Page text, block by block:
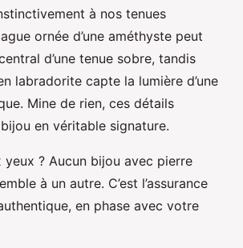
à nos tenues
ornée d’une améthyste peut
d’une tenue sobre, tandis
labradorite capte la lumière d’une
Mine de rien, ces détails
en véritable signature.
yeux ? Aucun bijou avec pierre
à un autre. C’est l’assurance
en phase avec votre